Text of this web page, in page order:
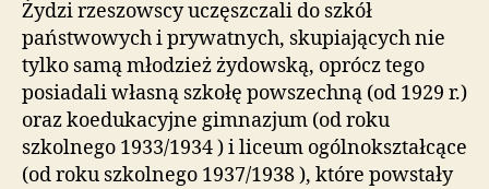
Żydzi rzeszowscy uczęszczali do szkół
państwowych i prywatnych, skupiających nie
tylko samą młodzież żydowską, oprócz tego
posiadali własną szkołę powszechną (od 1929 r.)
oraz koedukacyjne gimnazjum (od roku
szkolnego 1933/1934 ) i liceum ogólnokształcące
(od roku szkolnego 1937/1938 ), które powstały